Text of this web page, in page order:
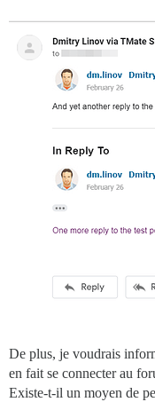
De plus, je voudrais
en fait se connecter au
Existe-t-il un moyen de